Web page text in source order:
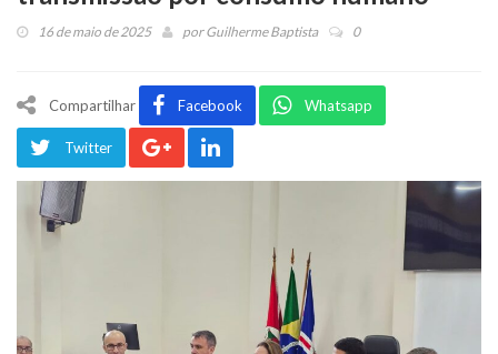
16 de maio de 2025 porGuilherme Baptista 0
Compartilhar Facebook Whatsapp
Twitter